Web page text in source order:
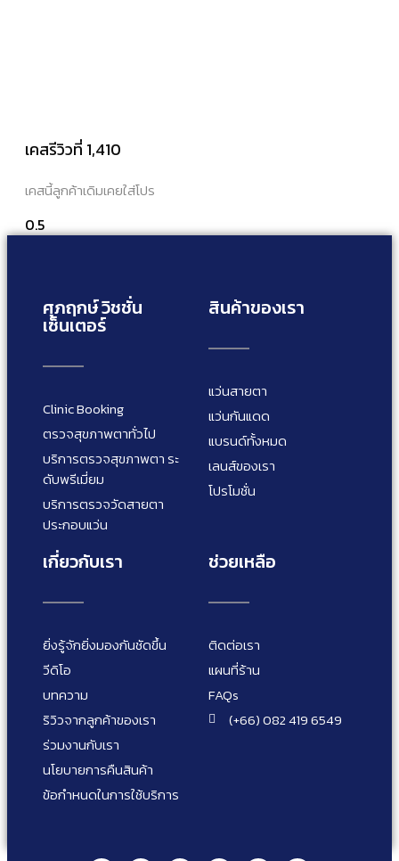
เคสรีวิวที่ 1,410
เคสนี้ลูกค้าเดิมเคยใส่โปร
ศุภฤกษ์ วิชชั่น
เซ็นเตอร์
Clinic Booking
ตรวจสุขภาพตาทั่วไป
บริการตรวจสุขภาพตา ระ
ดับพรีเมี่ยม
บริการตรวจวัดสายตา
ประกอบแว่น
สินค้าของเรา
แว่นสายตา
แว่นกันแดด
แบรนด์ทั้งหมด
เลนส์ของเรา
โปรโมชั่น
เกี่ยวกับเรา
ยิ่งรู้จักยิ่งมองกันชัดขึ้น
วีดิโอ
บทความ
ริวิวจากลูกค้าของเรา
ร่วมงานกับเรา
นโยบายการคืนสินค้า
ข้อกำหนดในการใช้บริการ
ช่วยเหลือ
ติดต่อเรา
แผนที่ร้าน
FAQs
(+66) 082 419 6549